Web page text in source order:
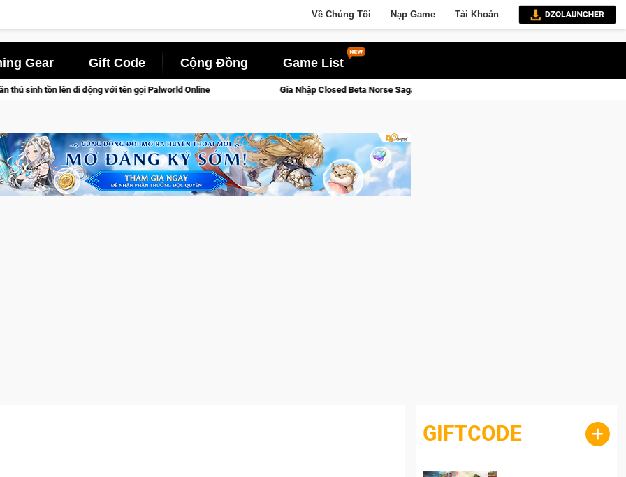
Về Chúng Tôi Nạp Game Tài Khoản
Gear Gift Code Cộng Đồng Game List
với tên gọi Palworld Online Gia Nhập Closed Beta Norse Saga: Cửu Giới Thức Tỉnh, Săn DJI Osmo Pocket 3 Ngay Hôm Nay
GIFTCODE +